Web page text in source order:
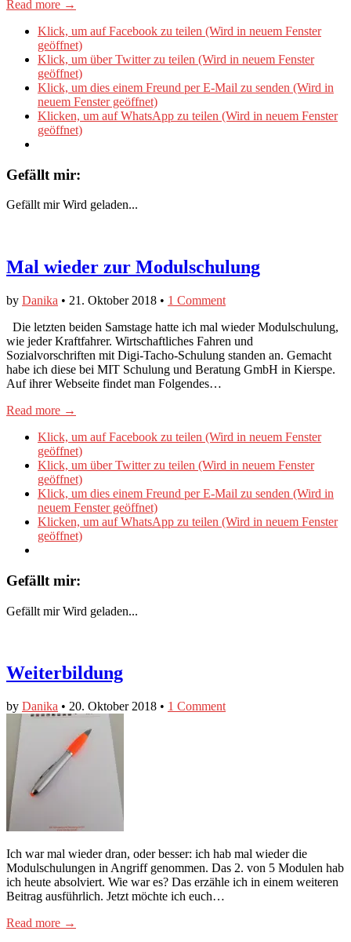
Read more →
Klick, um auf Facebook zu teilen (Wird in neuem Fenster
geöffnet)
Klick, um über Twitter zu teilen (Wird in neuem Fenster
geöffnet)
Klick, um dies einem Freund per E-Mail zu senden (Wird in
neuem Fenster geöffnet)
Klicken, um auf WhatsApp zu teilen (Wird in neuem Fenster
geöffnet)
Gefällt mir:
Gefällt mir Wird geladen...
Mal wieder zur Modulschulung
by Danika • 21. Oktober 2018 • 1 Comment
Die letzten beiden Samstage hatte ich mal wieder Modulschulung,
wie jeder Kraftfahrer. Wirtschaftliches Fahren und
Sozialvorschriften mit Digi-Tacho-Schulung standen an. Gemacht
habe ich diese bei MIT Schulung und Beratung GmbH in Kierspe.
Auf ihrer Webseite findet man Folgendes…
Read more →
Klick, um auf Facebook zu teilen (Wird in neuem Fenster
geöffnet)
Klick, um über Twitter zu teilen (Wird in neuem Fenster
geöffnet)
Klick, um dies einem Freund per E-Mail zu senden (Wird in
neuem Fenster geöffnet)
Klicken, um auf WhatsApp zu teilen (Wird in neuem Fenster
geöffnet)
Gefällt mir:
Gefällt mir Wird geladen...
Weiterbildung
by Danika • 20. Oktober 2018 • 1 Comment
Ich war mal wieder dran, oder besser: ich hab mal wieder die
Modulschulungen in Angriff genommen. Das 2. von 5 Modulen hab
ich heute absolviert. Wie war es? Das erzähle ich in einem weiteren
Beitrag ausführlich. Jetzt möchte ich euch…
Read more →